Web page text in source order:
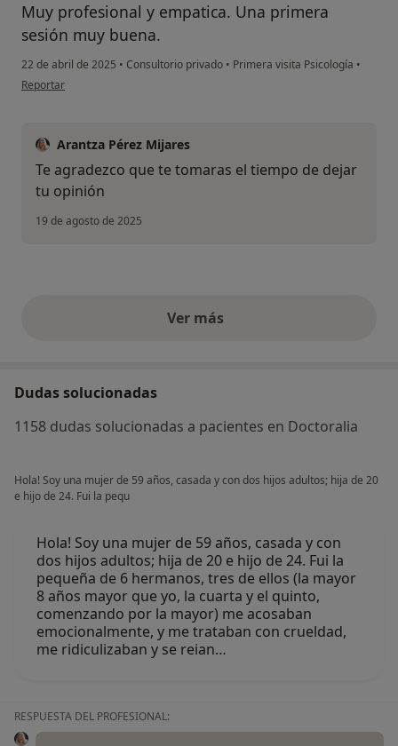
Muy profesional y empatica. Una primera
sesión muy buena.
22 de abril de 2025 • Consultorio privado • Primera visita Psicología •
en opinión del usuario BMS
Reportar
Arantza Pérez Mijares
Te agradezco que te tomaras el tiempo de dejar
tu opinión
19 de agosto de 2025
Ver másopiniones anteriores
Dudas solucionadas
1158 dudas solucionadas a pacientes en Doctoralia
Hola! Soy una mujer de 59 años, casada y con dos hijos adultos; hija de 20
e hijo de 24. Fui la pequ
Hola! Soy una mujer de 59 años, casada y con
dos hijos adultos; hija de 20 e hijo de 24. Fui la
pequeña de 6 hermanos, tres de ellos (la mayor
8 años mayor que yo, la cuarta y el quinto,
comenzando por la mayor) me acosaban
emocionalmente, y me trataban con crueldad,
me ridiculizaban y se reian…
RESPUESTA DEL PROFESIONAL: